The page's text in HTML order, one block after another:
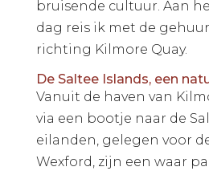
bruisende cultuur. Aan
dag reis ik met de
richting Kilmore Quay.
De Saltee Islands, een
Vanuit de haven van
via een bootje naar de
eilanden, gelegen voor
Wexford, zijn een waar